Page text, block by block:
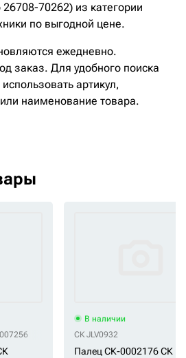
70262) из категории
по выгодной цене.
ежедневно.
заказ. Для удобного поиска
артикул,
наименование товара.
В наличии
СК JLV0932
Палец СК-0002176 СК